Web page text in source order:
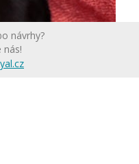
návrhy?
nás!